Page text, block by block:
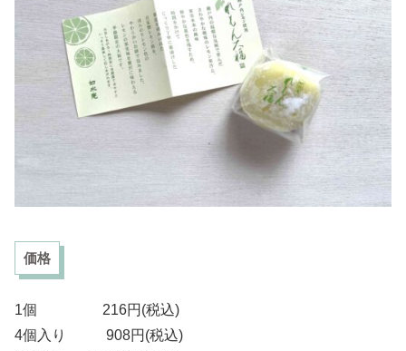
価格
1個 216円(税込)
4個入り 908円(税込)